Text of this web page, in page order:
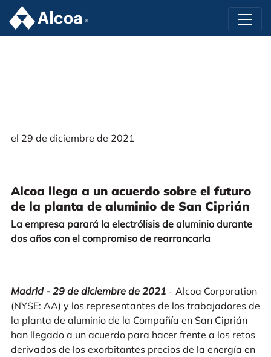
el 29 de diciembre de 2021
Alcoa llega a un acuerdo sobre el futuro
de la planta de aluminio de San Ciprián
La empresa parará la electrólisis de aluminio durante
dos años con el compromiso de rearrancarla
Madrid - 29 de diciembre de 2021 - Alcoa Corporation
(NYSE: AA) y los representantes de los trabajadores de
la planta de aluminio de la Compañía en San Ciprián
han llegado a un acuerdo para hacer frente a los retos
derivados de los exorbitantes precios de la energía en